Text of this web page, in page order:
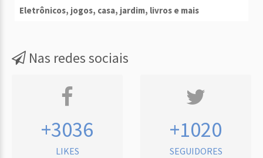
Eletrônicos, jogos, casa, jardim, livros e mais
Nas redes sociais
+3036
LIKES
+1020
SEGUIDORES